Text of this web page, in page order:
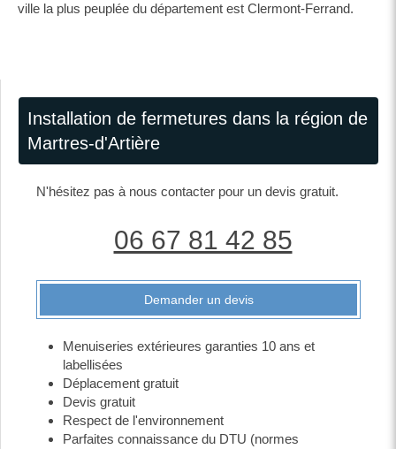
ville la plus peuplée du département est Clermont-Ferrand.
Installation de fermetures dans la région de
Martres-d'Artière
N'hésitez pas à nous contacter pour un devis gratuit.
06 67 81 42 85
Demander un devis
Menuiseries extérieures garanties 10 ans et
labellisées
Déplacement gratuit
Devis gratuit
Respect de l'environnement
Parfaites connaissance du DTU (normes